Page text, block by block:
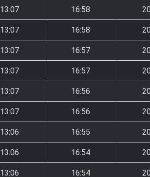
13:07 16:58
13:07 16:58
13:07 16:57
13:07 16:57
13:07 16:56
13:07 16:56
13:06 16:55
13:06 16:54
13:06 16:54